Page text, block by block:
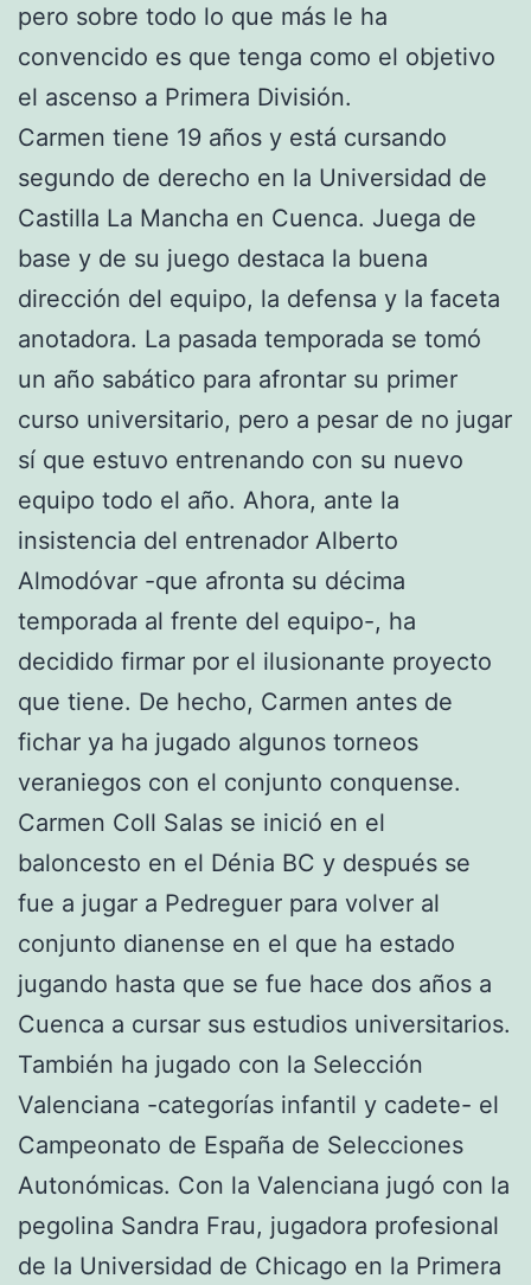
pero sobre todo lo que más le ha
convencido es que tenga como el objetivo
el ascenso a Primera División.
Carmen tiene 19 años y está cursando
segundo de derecho en la Universidad de
Castilla La Mancha en Cuenca. Juega de
base y de su juego destaca la buena
dirección del equipo, la defensa y la faceta
anotadora. La pasada temporada se tomó
un año sabático para afrontar su primer
curso universitario, pero a pesar de no jugar
sí que estuvo entrenando con su nuevo
equipo todo el año. Ahora, ante la
insistencia del entrenador Alberto
Almodóvar -que afronta su décima
temporada al frente del equipo-, ha
decidido firmar por el ilusionante proyecto
que tiene. De hecho, Carmen antes de
fichar ya ha jugado algunos torneos
veraniegos con el conjunto conquense.
Carmen Coll Salas se inició en el
baloncesto en el Dénia BC y después se
fue a jugar a Pedreguer para volver al
conjunto dianense en el que ha estado
jugando hasta que se fue hace dos años a
Cuenca a cursar sus estudios universitarios.
También ha jugado con la Selección
Valenciana -categorías infantil y cadete- el
Campeonato de España de Selecciones
Autonómicas. Con la Valenciana jugó con la
pegolina Sandra Frau, jugadora profesional
de la Universidad de Chicago en la Primera